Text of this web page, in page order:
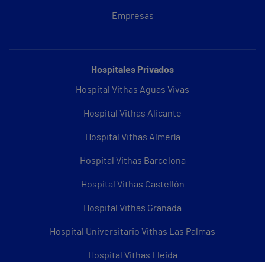
Empresas
Hospitales Privados
Hospital Vithas Aguas Vivas
Hospital Vithas Alicante
Hospital Vithas Almería
Hospital Vithas Barcelona
Hospital Vithas Castellón
Hospital Vithas Granada
Hospital Universitario Vithas Las Palmas
Hospital Vithas Lleida